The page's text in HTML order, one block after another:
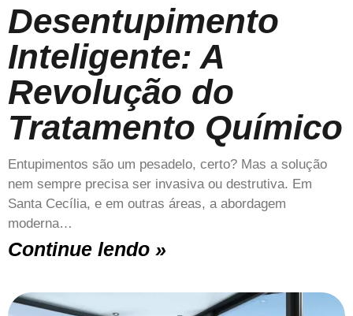
Desentupimento
Inteligente: A
Revolução do
Tratamento Químico
Entupimentos são um pesadelo, certo? Mas a solução
nem sempre precisa ser invasiva ou destrutiva. Em
Santa Cecília, e em outras áreas, a abordagem
moderna…
Continue lendo »